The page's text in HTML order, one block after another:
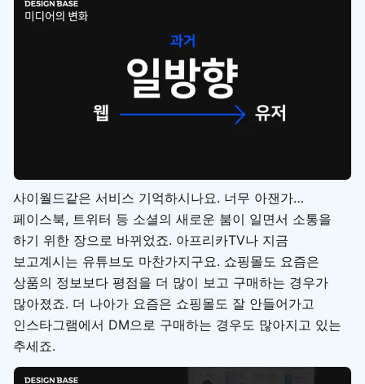
사이월드같은 서비스 기억하시나요. 너무 아잰가…
페이스북, 트위터 등 소셜의 새로운 붐이 일면서 소통을
하기 위한 장으로 바뀌었죠. 아프리카TV나 지금
보고계시는 유튜브도 마찬가지구요. 쇼핑몰도 요즘은
상품의 정보보다 평점을 더 많이 보고 구매하는 경우가
많아졌죠. 더 나아가 요즘은 쇼핑몰도 잘 안들어가고
인스타그램에서 DM으로 구매하는 경우도 많아지고 있는
추세죠.